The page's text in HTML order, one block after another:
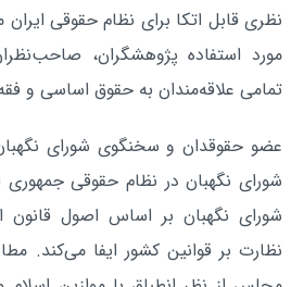
نظری قابل اتکا برای نظام حقوقی
مورد استفاده پژوهشگران،
تمامی علاقه‌مندان به حقوق اساسی و
عضو حقوقدان و سخنگوی شورای نگهبان
شورای نگهبان در نظام حقوقی جمهوری
شورای نگهبان بر اساس اصول